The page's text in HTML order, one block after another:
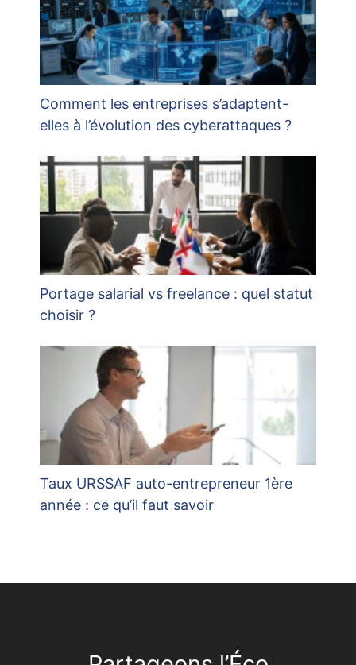
Comment les entreprises s’adaptent-
elles à l’évolution des cyberattaques ?
Portage salarial vs freelance : quel statut
choisir ?
Taux URSSAF auto-entrepreneur 1ère
année : ce qu’il faut savoir